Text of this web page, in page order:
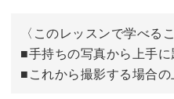
さらさらとペンを動かして
〈このレッスンで学べるこ
■手持ちの写真から上手
■これから撮影する場合